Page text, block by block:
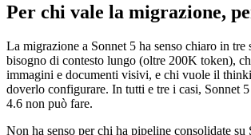
Per chi vale la migrazione,
La migrazione a Sonnet 5 ha senso chiaro in tre
bisogno di contesto lungo (oltre 200K token),
immagini e documenti visivi, e chi vuole il
doverlo configurare. In tutti e tre i casi, Sonnet
4.6 non può fare.
Non ha senso per chi ha pipeline consolidate su